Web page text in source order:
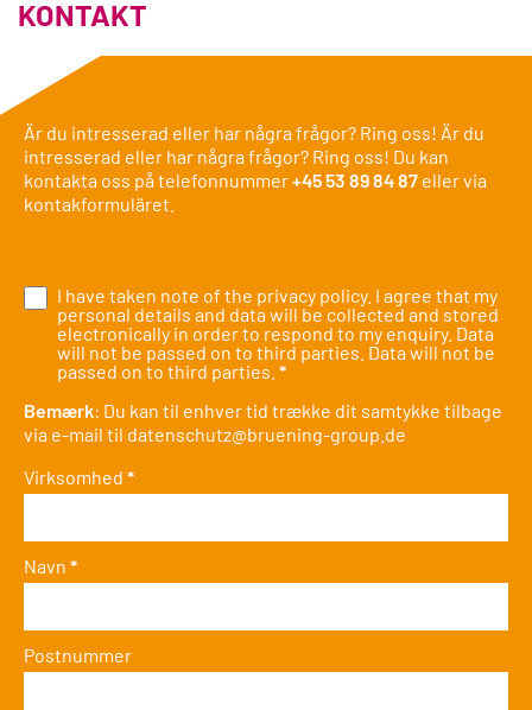
KONTAKT
Är du intresserad eller har några frågor? Ring oss! Är du
intresserad eller har några frågor? Ring oss! Du kan
kontakta oss på telefonnummer+45 53 89 84 87 eller via
kontakformuläret.
I have taken note of the privacy policy. I agree that my
personal details and data will be collected and stored
electronically in order to respond to my enquiry. Data
will not be passed on to third parties. Data will not be
passed on to third parties.*
Bemærk: Du kan til enhver tid trække dit samtykke tilbage
via e-mail til datenschutz@bruening-group.de
Virksomhed *
Navn *
Postnummer